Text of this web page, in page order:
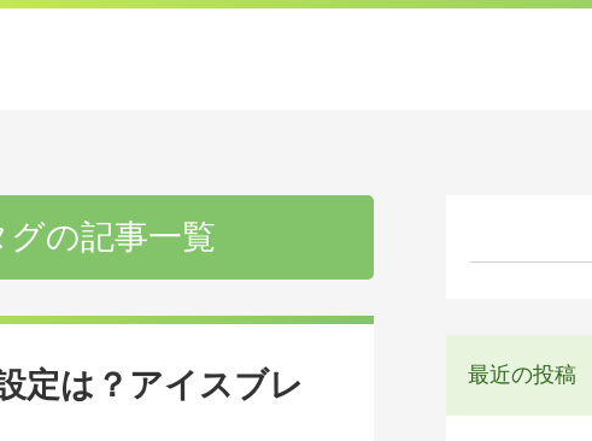
グの記事一覧
定は？アイスブレ
最近の投稿